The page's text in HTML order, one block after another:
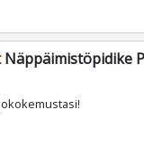
Näppäimistöpidike